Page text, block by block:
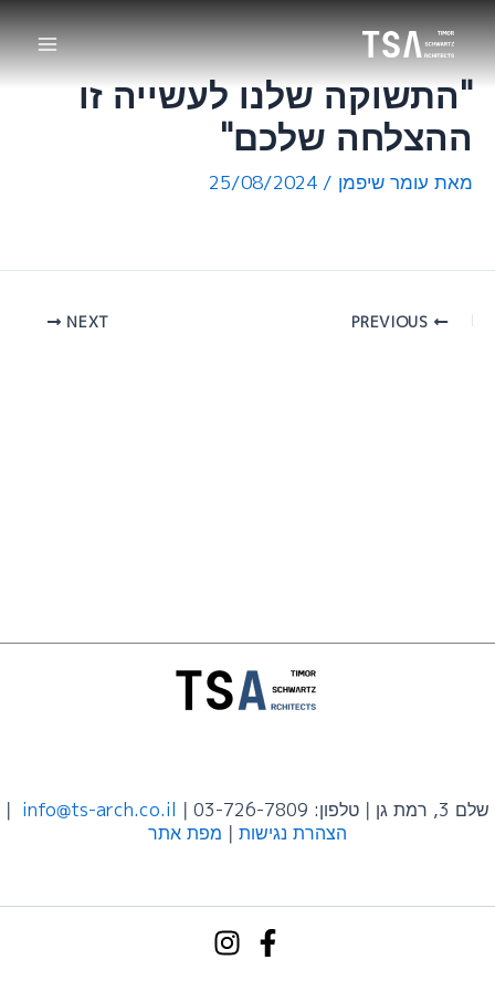
דילוג
לתוכן
"התשוקה שלנו לעשייה זו
ההצלחה שלכם"
מאת עומר שיפמן /
25/08/2024
NEXT
שלם 3, רמת גן | טלפון: 03-726-7809 | info@ts-arch.co.il
|
הצהרת נגישות | מפת אתר